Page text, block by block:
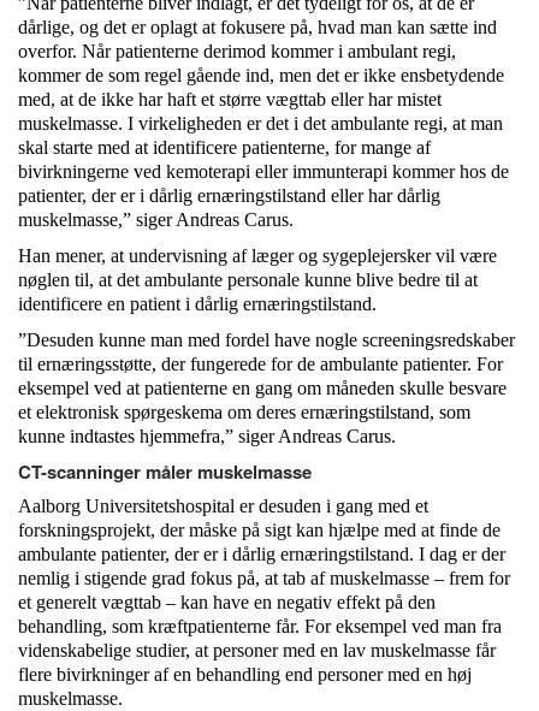
dårlige, og det er oplagt at fokusere på, hvad man kan sætte ind
overfor. Når patienterne derimod kommer i ambulant regi,
kommer de som regel gående ind, men det er ikke ensbetydende
med, at de ikke har haft et større vægttab eller har mistet
muskelmasse. I virkeligheden er det i det ambulante regi, at man
skal starte med at identificere patienterne, for mange af
bivirkningerne ved kemoterapi eller immunterapi kommer hos de
patienter, der er i dårlig ernæringstilstand eller har dårlig
muskelmasse,” siger Andreas Carus.
Han mener, at undervisning af læger og sygeplejersker vil være
nøglen til, at det ambulante personale kunne blive bedre til at
identificere en patient i dårlig ernæringstilstand.
”Desuden kunne man med fordel have nogle screeningsredskaber
til ernæringsstøtte, der fungerede for de ambulante patienter. For
eksempel ved at patienterne en gang om måneden skulle besvare
et elektronisk spørgeskema om deres ernæringstilstand, som
kunne indtastes hjemmefra,” siger Andreas Carus.
CT-scanninger måler muskelmasse
Aalborg Universitetshospital er desuden i gang med et
forskningsprojekt, der måske på sigt kan hjælpe med at finde de
ambulante patienter, der er i dårlig ernæringstilstand. I dag er der
nemlig i stigende grad fokus på, at tab af muskelmasse – frem for
et generelt vægttab – kan have en negativ effekt på den
behandling, som kræftpatienterne får. For eksempel ved man fra
videnskabelige studier, at personer med en lav muskelmasse får
flere bivirkninger af en behandling end personer med en høj
muskelmasse.